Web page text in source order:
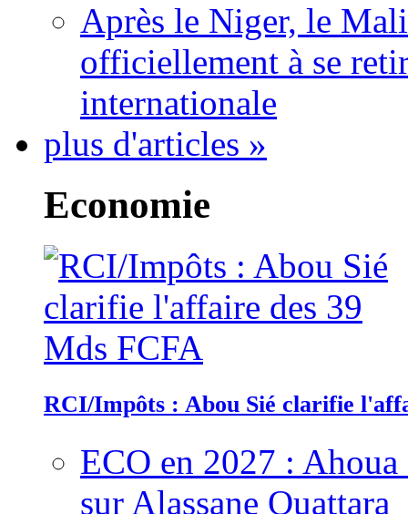
Après le Niger, le
officiellement à se
internationale
plus d'articles »
Economie
RCI/Impôts : Abou Sié clarifie
ECO en 2027 :
sur Alassane Ouattara